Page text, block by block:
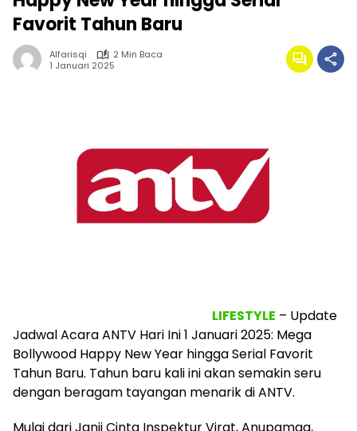
Favorit Tahun Baru
Alfarisqi
2 Min Baca
1 Januari 2025
LIFESTYLE – Update
Jadwal Acara ANTV Hari Ini 1 Januari 2025: Mega
Bollywood Happy New Year hingga Serial Favorit
Tahun Baru. Tahun baru kali ini akan semakin seru
dengan beragam tayangan menarik di ANTV.